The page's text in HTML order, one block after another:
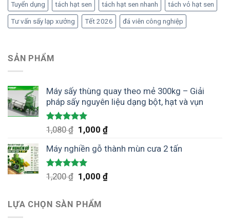
Tuyển dụng tách hạt sen tách hạt sen nhanh tách vỏ hạt sen
Tư vấn sấy lạp xưởng Tết 2026 đá viên công nghiệp
SẢN PHẨM
Máy sấy thùng quay theo mẻ 300kg – Giải
pháp sấy nguyên liệu dạng bột, hạt và vụn
Được xếp
hạng
5.00
5 sao
1,080₫ Giá
là:
1,080 ₫.
1,000₫Giá
tại
1,000 ₫.
Máy nghiền gỗ thành mùn cưa 2 tấn
Được xếp
hạng
5.00
1,200₫ Giá
là:
1,200 ₫.
1,000₫Giá
LỰA CHỌN SÀN PHẨM